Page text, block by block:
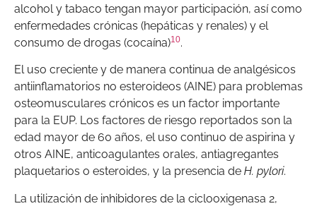
alcohol y tabaco tengan mayor participación, así como
enfermedades crónicas (hepáticas y renales) y el
consumo de drogas (cocaína)10.
El uso creciente y de manera continua de analgésicos
antiinflamatorios no esteroideos (AINE) para problemas
osteomusculares crónicos es un factor importante
para la EUP. Los factores de riesgo reportados son la
edad mayor de 60 años, el uso continuo de aspirina y
otros AINE, anticoagulantes orales, antiagregantes
plaquetarios o esteroides, y la presencia de H. pylori.
La utilización de inhibidores de la ciclooxigenasa 2,